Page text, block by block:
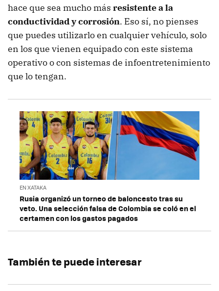
hace que sea mucho más resistente a la
conductividad y corrosión. Eso sí, no pienses
que puedes utilizarlo en cualquier vehículo, solo
en los que vienen equipado con este sistema
operativo o con sistemas de infoentretenimiento
que lo tengan.
EN XATAKA
Rusia organizó un torneo de baloncesto tras su
veto. Una selección falsa de Colombia se coló en el
certamen con los gastos pagados
También te puede interesar